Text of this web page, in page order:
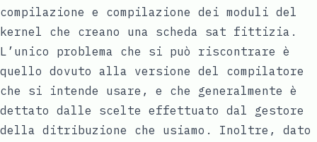
compilazione e compilazione dei moduli del
kernel che creano una scheda sat fittizia.
L’unico problema che si può riscontrare è
quello dovuto alla versione del compilatore
che si intende usare, e che generalmente è
dettato dalle scelte effettuato dal gestore
della ditribuzione che usiamo. Inoltre, dato